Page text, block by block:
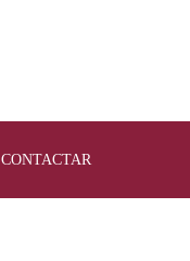
CONTACTAR